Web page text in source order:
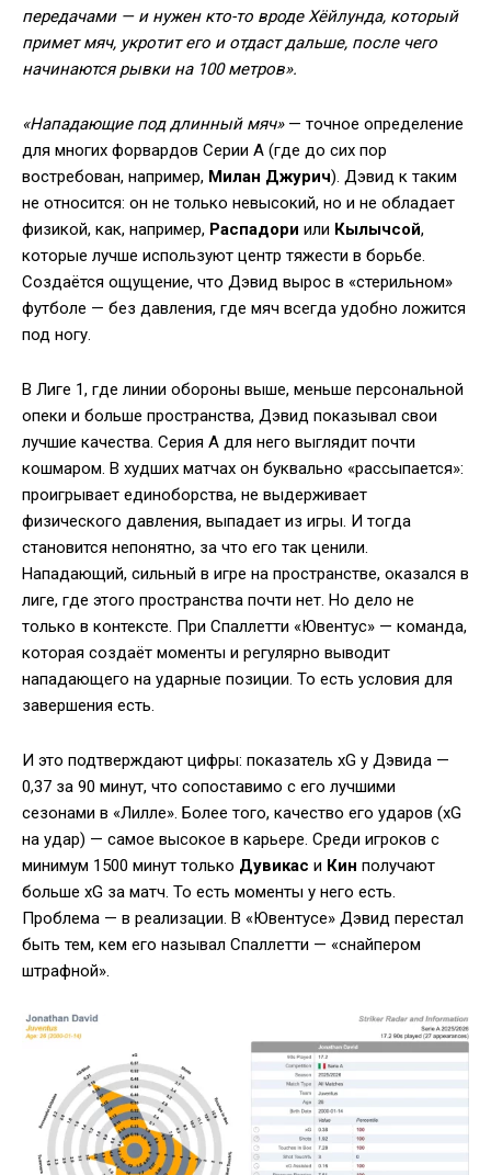
передачами — и нужен кто-то вроде Хёйлунда, который
примет мяч, укротит его и отдаст дальше, после чего
начинаются рывки на 100 метров».
«Нападающие под длинный мяч»— точное определение
для многих форвардов Серии А (где до сих пор
востребован, например, Милан Джурич). Дэвид к таким
не относится: он не только невысокий, но и не обладает
физикой, как, например, Распадори или Кылычсой,
которые лучше используют центр тяжести в борьбе.
Создаётся ощущение, что Дэвид вырос в «стерильном»
футболе — без давления, где мяч всегда удобно ложится
под ногу.
В Лиге 1, где линии обороны выше, меньше персональной
опеки и больше пространства, Дэвид показывал свои
лучшие качества. Серия А для него выглядит почти
кошмаром. В худших матчах он буквально «рассыпается»:
проигрывает единоборства, не выдерживает
физического давления, выпадает из игры. И тогда
становится непонятно, за что его так ценили.
Нападающий, сильный в игре на пространстве, оказался в
лиге, где этого пространства почти нет. Но дело не
только в контексте. При Спаллетти «Ювентус» — команда,
которая создаёт моменты и регулярно выводит
нападающего на ударные позиции. То есть условия для
завершения есть.
И это подтверждают цифры: показатель xG у Дэвида —
0,37 за 90 минут, что сопоставимо с его лучшими
сезонами в «Лилле». Более того, качество его ударов (xG
на удар) — самое высокое в карьере. Среди игроков с
минимум 1500 минут только Дувикас и Кин получают
больше xG за матч. То есть моменты у него есть.
Проблема — в реализации. В «Ювентусе» Дэвид перестал
быть тем, кем его называл Спаллетти — «снайпером
штрафной».